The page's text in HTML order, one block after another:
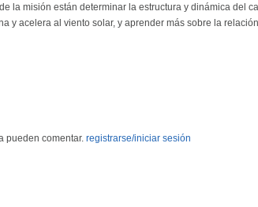
la misión están determinar la estructura y dinámica del
y acelera al viento solar, y aprender más sobre la
pueden comentar. registrarse/iniciar sesión